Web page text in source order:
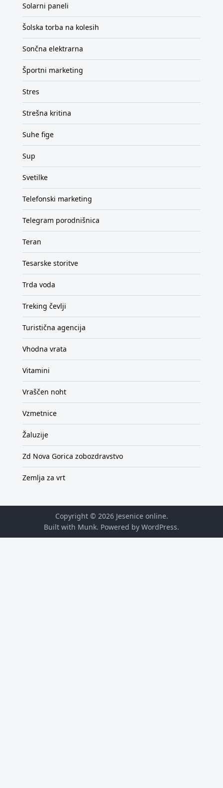
Solarni paneli
Šolska torba na kolesih
Sončna elektrarna
Športni marketing
Stres
Strešna kritina
Suhe fige
Sup
Svetilke
Telefonski marketing
Telegram porodnišnica
Teran
Tesarske storitve
Trda voda
Treking čevlji
Turistična agencija
Vhodna vrata
Vitamini
Vraščen noht
Vzmetnice
Žaluzije
Zd Nova Gorica zobozdravstvo
Zemlja za vrt
Copyright © 2026 Jesenice online.
Built with Munk. Powered by WordPress.